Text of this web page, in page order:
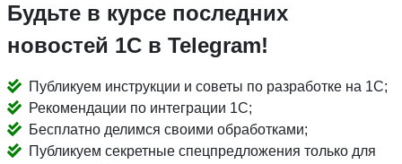
Будьте в курсе последних
новостей 1С в Telegram!
Публикуем инструкции и советы по разработке на 1С;
Рекомендации по интеграции 1С;
Бесплатно делимся своими обработками;
Публикуем секретные спецпредложения только для